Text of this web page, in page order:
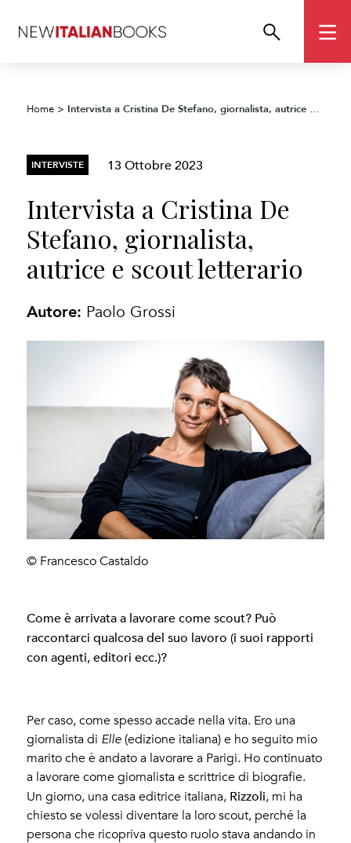
Home > Intervista a Cristina De Stefano, giornalista, autrice e scout letterario
INTERVISTE 13 Ottobre 2023
Intervista a Cristina De
Stefano, giornalista,
autrice e scout letterario
Autore: Paolo Grossi
© Francesco Castaldo
Come è arrivata a lavorare come scout? Può
raccontarci qualcosa del suo lavoro (i suoi rapporti
con agenti, editori ecc.)?
Per caso, come spesso accade nella vita. Ero una
giornalista di Elle (edizione italiana) e ho seguito mio
marito che è andato a lavorare a Parigi. Ho continuato
a lavorare come giornalista e scrittrice di biografie.
Un giorno, una casa editrice italiana, Rizzoli, mi ha
chiesto se volessi diventare la loro scout, perché la
persona che ricopriva questo ruolo stava andando in